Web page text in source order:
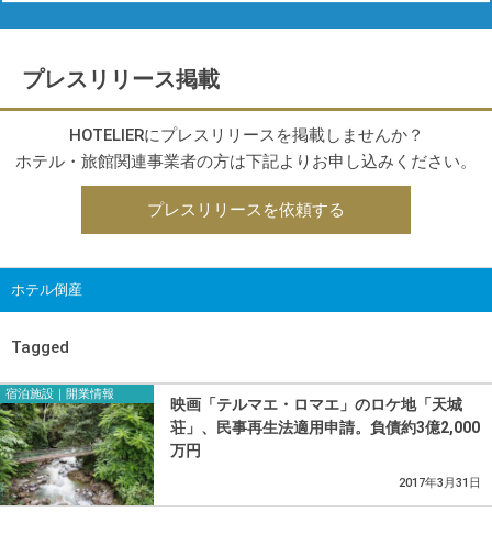
プレスリリース掲載
HOTELIERにプレスリリースを掲載しませんか？
ホテル・旅館関連事業者の方は下記よりお申し込みください。
プレスリリースを依頼する
ホテル倒産
Tagged
宿泊施設｜開業情報
映画「テルマエ・ロマエ」のロケ地「天城
荘」、民事再生法適用申請。負債約3億2,000
万円
2017年3月31日